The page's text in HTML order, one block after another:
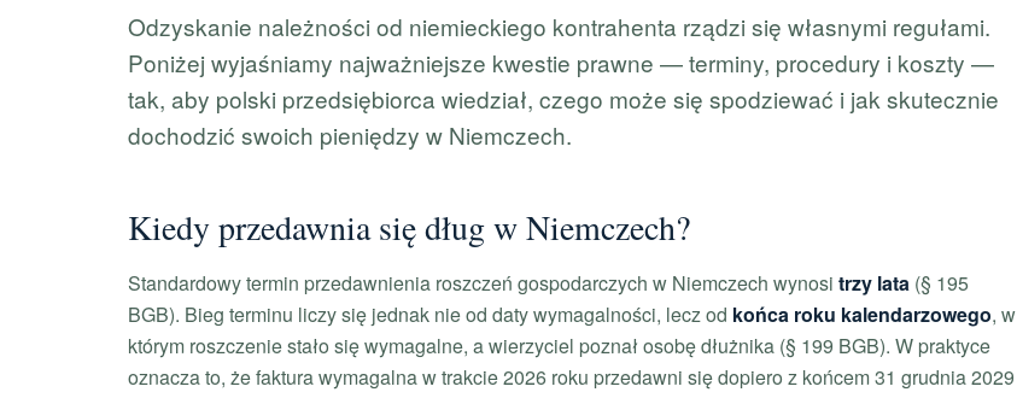
Odzyskanie należności od niemieckiego kontrahenta rządzi się własnymi regułami.
Poniżej wyjaśniamy najważniejsze kwestie prawne — terminy, procedury i koszty —
tak, aby polski przedsiębiorca wiedział, czego może się spodziewać i jak skutecznie
dochodzić swoich pieniędzy w Niemczech.
Kiedy przedawnia się dług w Niemczech?
Standardowy termin przedawnienia roszczeń gospodarczych w Niemczech wynosi trzy lata (§ 195
BGB). Bieg terminu liczy się jednak nie od daty wymagalności, lecz od końca roku kalendarzowego, w
którym roszczenie stało się wymagalne, a wierzyciel poznał osobę dłużnika (§ 199 BGB). W praktyce
oznacza to, że faktura wymagalna w trakcie 2026 roku przedawni się dopiero z końcem 31 grudnia 2029